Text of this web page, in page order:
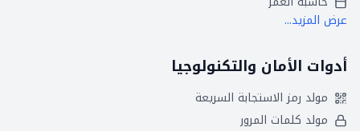
عرض المزيد...
أدوات الأمان والتكنولوجيا
مولد رمز الاستجابة السريعة
مولد كلمات المرور